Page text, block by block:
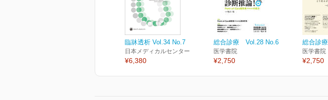
臨牀透析 Vol.34 No.7
日本メディカルセンター
¥6,380
総合診療 Vol.28 No.6
医学書院
¥2,750
総合診
医学書院
¥2,750